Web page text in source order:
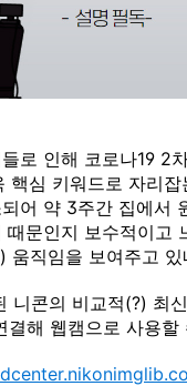
로 인해 코로나19 2
핵심 키워드로 자리
어 약 3주간 집에서
때문인지 보수적이고
움직임을 보여주고 있
니콘의 비교적(?) 최
결해 웹캠으로 사용